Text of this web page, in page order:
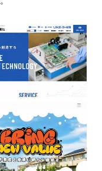
株式会社Bring
川建設株式会社